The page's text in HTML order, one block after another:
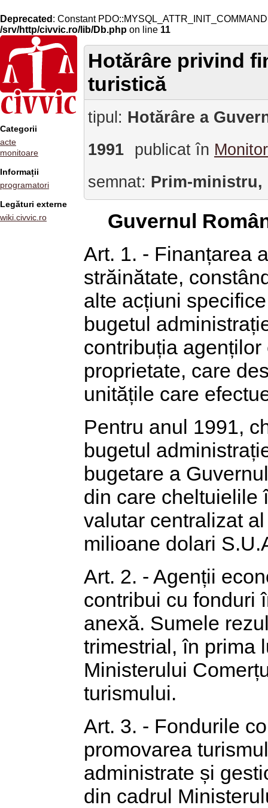
Deprecated : Constant
/srv/http/civvic.ro/lib/Db.php on line 11
Categorii
acte
monitoare
Informații
programatori
Legături externe
wiki.civvic.ro
Hotărâre privind
turistică
tipul: Hotărâre a
1991
publicat în
semnat: Prim-ministru,
Guvernul
Art. 1. - Finanțarea
străinătate,
alte acțiuni
bugetul
contribuția
proprietate, care
unitățile care
Pentru anul 1991,
bugetul
bugetare a
din care cheltuielile
valutar centralizat
milioane dolari
Art. 2. - Agenții
contribui cu fonduri
anexă. Sumele
trimestrial, în prima
Ministerului
turismului.
Art. 3. - Fondurile
promovarea
administrate și
din cadrul